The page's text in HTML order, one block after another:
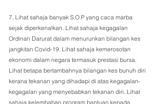
7. Lihat sahaja banyak S.O.P yang caca marba
sejak diperkenalkan. Lihat sahaja kegagalan
Ordinan Darurat dalam menurunkan bilangan kes
jangkitan Covid-19. Lihat sahaja kemerosotan
ekonomi dalam negara termasuk prestasi bursa.
Lihat betapa bertambahnya bilangan kes bunuh diri
kerana tekanan yang dihadapi di atas kegagalan-
kegagalan yang menyebabkan tekanan diri. Lihat
sahaja kelembaban program bantuan kepada